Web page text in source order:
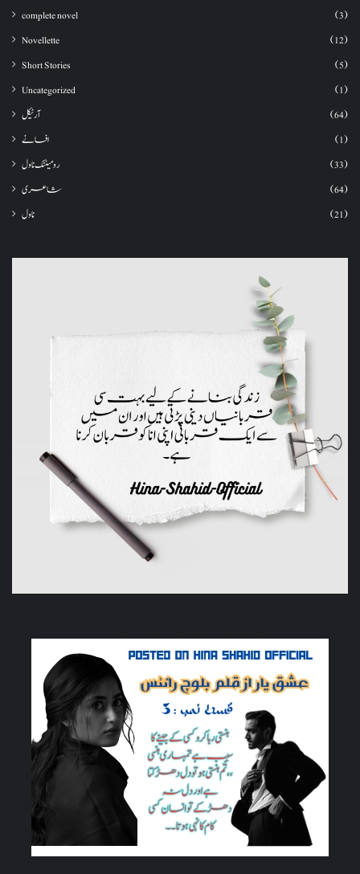
complete novel
(3)
Novellette
(12)
Short Stories
(5)
Uncategorized
(1)
آرٹیکل
(64)
افسانے
(1)
رومینٹک ناول
(33)
شاعری
(64)
ناول
(21)